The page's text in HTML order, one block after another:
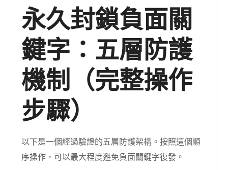
永久封鎖負面關
鍵字：五層防護
機制（完整操作
步驟）
以下是一個經過驗證的五層防護架構。按照這個順
序操作，可以最大程度避免負面關鍵字復發。